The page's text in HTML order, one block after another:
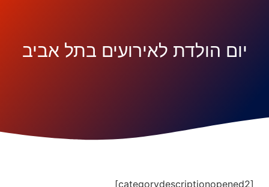
יום הולדת לאירועים בתל אביב
[categorydescriptionopened2]